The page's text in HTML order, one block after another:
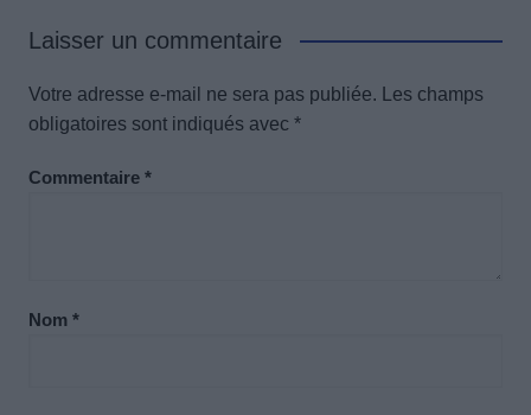
Laisser un commentaire
Votre adresse e-mail ne sera pas publiée.
Les champs
obligatoires sont indiqués avec *
Commentaire *
Nom *